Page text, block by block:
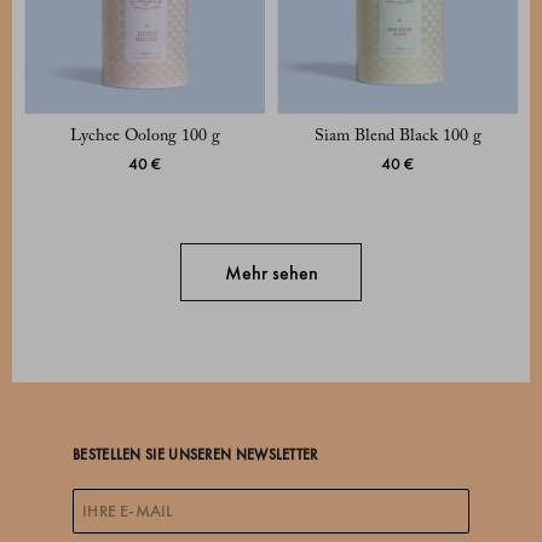
Lychee Oolong 100 g
40 €
Siam Blend Black 100 g
40 €
Mehr sehen
BESTELLEN SIE UNSEREN NEWSLETTER